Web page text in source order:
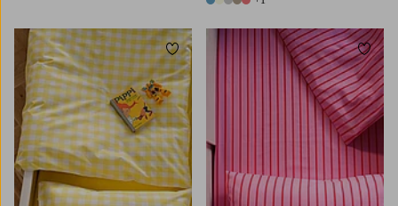
6 Farben
Zu Favoriten hinzufügen Zu